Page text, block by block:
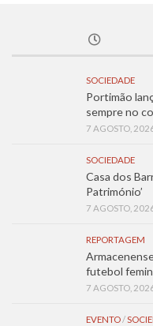
SOCIEDADE
Portimão
sempre no
7 AGOSTO,
SOCIEDADE
Casa dos
Património’
7 AGOSTO,
REPORTAGEM
futebol
7 AGOSTO,
EVENTO/